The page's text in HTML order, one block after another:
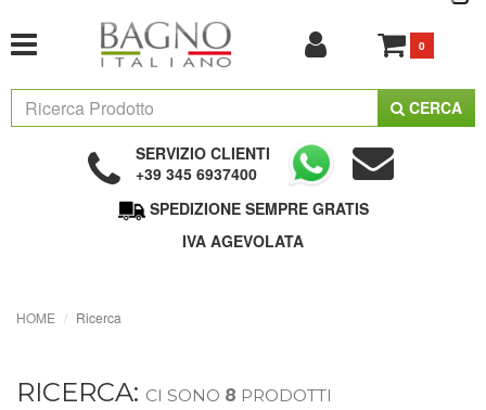
0
CERCA
SERVIZIO CLIENTI
+39 345 6937400
SPEDIZIONE SEMPRE GRATIS
IVA AGEVOLATA
HOME Ricerca
RICERCA: CI SONO 8 PRODOTTI